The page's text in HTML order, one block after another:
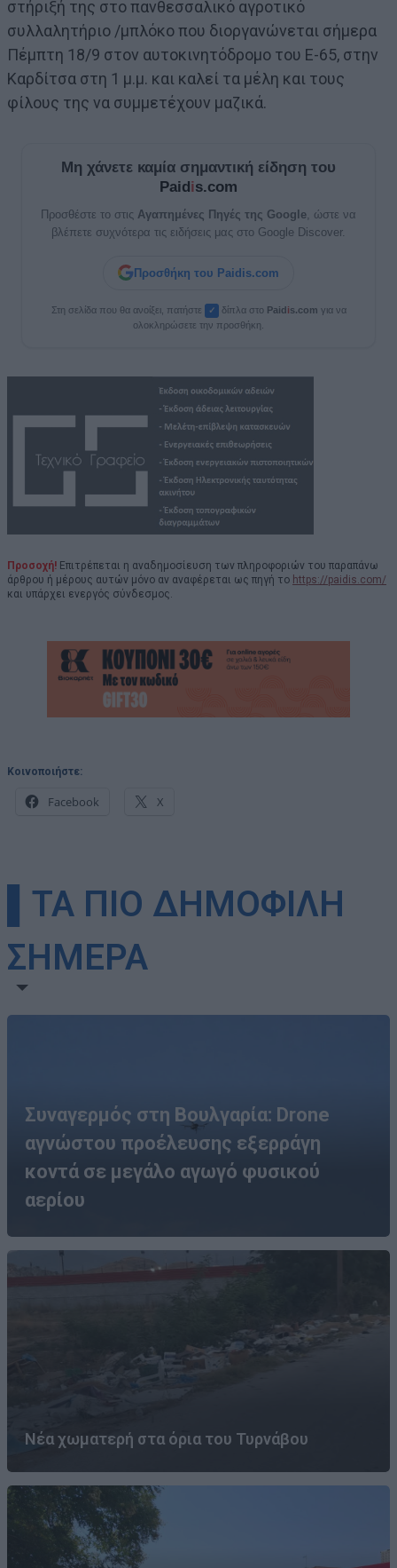
στήριξή της στο πανθεσσαλικό αγροτικό
συλλαλητήριο /μπλόκο που διοργανώνεται σήμερα
Πέμπτη 18/9 στον αυτοκινητόδρομο του Ε-65, στην
Καρδίτσα στη 1 μ.μ. και καλεί τα μέλη και τους
φίλους της να συμμετέχουν μαζικά.
Μη χάνετε καμία σημαντική είδηση του
Paidis.com
Προσθέστε το στις Αγαπημένες Πηγές της Google , ώστε να
βλέπετε συχνότερα τις ειδήσεις μας στο Google Discover.
Προσθήκη του Paidis.com
Στη σελίδα που θα ανοίξει, πατήστε ✓ δίπλα στο Paidis.com για να
ολοκληρώσετε την προσθήκη.
Προσοχή! Επιτρέπεται η αναδημοσίευση των πληροφοριών του παραπάνω
άρθρου ή μέρους αυτών μόνο αν αναφέρεται ως πηγή το https://paidis.com/
και υπάρχει ενεργός σύνδεσμος.
Κοινοποιήστε:
Facebook X
▌ΤΑ ΠΙΟ ΔΗΜΟΦΙΛΗ
ΣΗΜΕΡΑ
Συναγερμός στη Βουλγαρία: Drone
αγνώστου προέλευσης εξερράγη
κοντά σε μεγάλο αγωγό φυσικού
αερίου
Νέα χωματερή στα όρια του Τυρνάβου